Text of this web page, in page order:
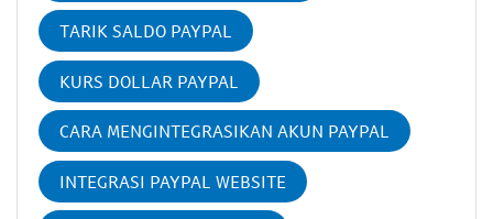
TARIK SALDO PAYPAL
KURS DOLLAR PAYPAL
CARA MENGINTEGRASIKAN AKUN PAYPAL
INTEGRASI PAYPAL WEBSITE